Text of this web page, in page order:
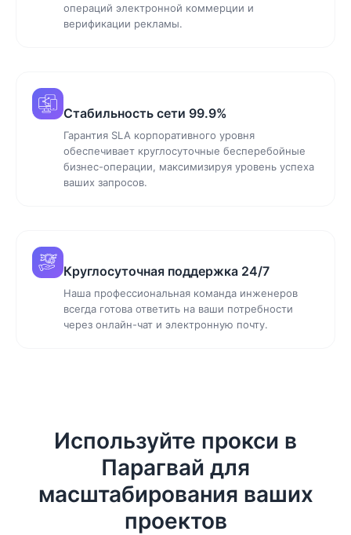
операций электронной коммерции и
верификации рекламы.
Стабильность сети 99.9%
Гарантия SLA корпоративного уровня
обеспечивает круглосуточные бесперебойные
бизнес-операции, максимизируя уровень успеха
ваших запросов.
Круглосуточная поддержка 24/7
Наша профессиональная команда инженеров
всегда готова ответить на ваши потребности
через онлайн-чат и электронную почту.
Используйте прокси в
Парагвай для
масштабирования ваших
проектов